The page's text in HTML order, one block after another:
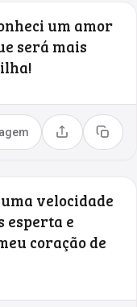
um amor
será mais
Compartilhar
Copiar
velocidade
esperta e
coração de